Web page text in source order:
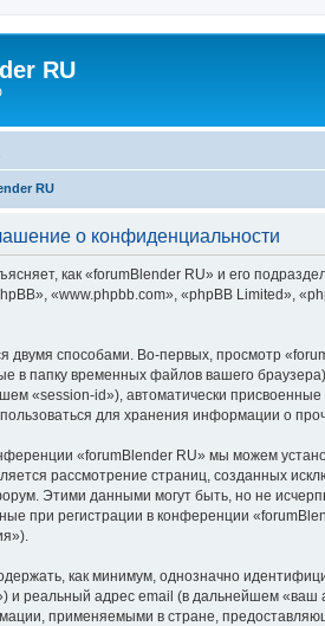
RU
RU
о конфиденциальности
как «forumBlender RU» и его
«www.phpbb.com», «phpBB Limited»,
способами. Во-первых, просмотр
в папку временных файлов вашего
«session-id»), автоматически
для хранения информации о
«forumBlender RU» мы можем
рассмотрение страниц, созданных
Этими данными могут быть, но не
при регистрации в конференции
как минимум, однозначно
и реальный адрес email (в дальнейшем
применяемыми в стране,